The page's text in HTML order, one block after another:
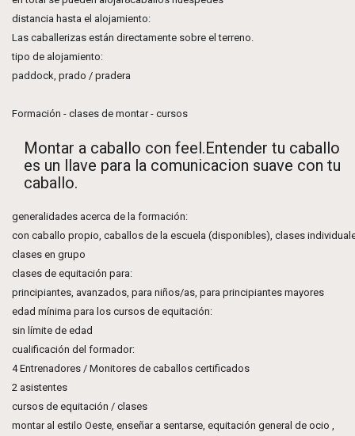
distancia hasta el alojamiento:
Las caballerizas están directamente sobre el terreno.
tipo de alojamiento:
paddock, prado / pradera
Formación - clases de montar - cursos
Montar a caballo con feel.Entender tu caballo
es un llave para la comunicacion suave con tu
caballo.
generalidades acerca de la formación:
con caballo propio, caballos de la escuela (disponibles), clases
clases en grupo
clases de equitación para:
principiantes, avanzados, para niños/as, para principiantes mayores
edad mínima para los cursos de equitación:
sin límite de edad
cualificación del formador:
4 Entrenadores / Monitores de caballos certificados
2 asistentes
cursos de equitación / clases
montar al estilo Oeste, enseñar a sentarse, equitación general de ocio ,